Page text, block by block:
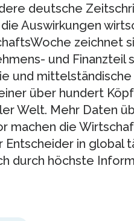
deutsche
Auswirkungen
zeichnet
und
und
über hundert
Welt. Mehr Daten
machen die
in global
durch höchste